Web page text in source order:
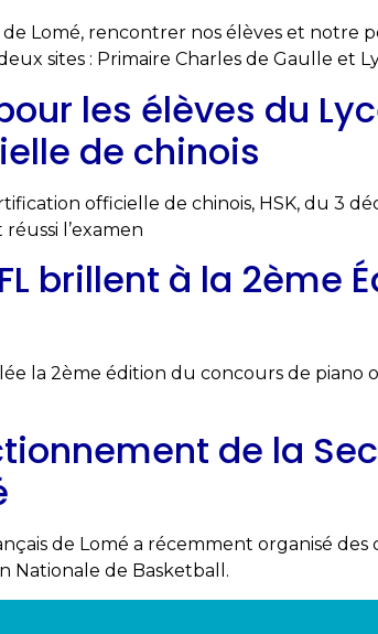
Lomé, rencontrer nos élèves et notre
sites : Primaire Charles de Gaulle et
les élèves du
de chinois
officielle de chinois, HSK, du 3
l’examen
brillent à la 2ème
la 2ème édition du concours de piano
de la
de Lomé a récemment organisé
Nationale de Basketball.